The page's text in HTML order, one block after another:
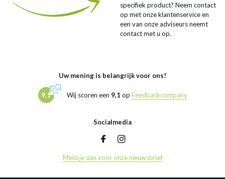
specifiek product? Neem contact
op met onze klantenservice en
een van onze adviseurs neemt
contact met u op.
Uw mening is belangrijk voor ons!
9,1 Wij scoren een 9,1 op Feedbackcompany
Socialmedia
Meld je aan voor onze nieuwsbrief